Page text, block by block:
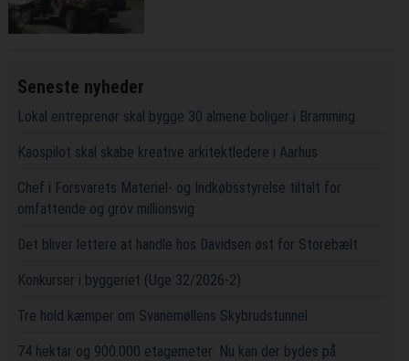
Seneste nyheder
Lokal entreprenør skal bygge 30 almene boliger i Bramming
Kaospilot skal skabe kreative arkitektledere i Aarhus
Chef i Forsvarets Materiel- og Indkøbsstyrelse tiltalt for
omfattende og grov millionsvig
Det bliver lettere at handle hos Davidsen øst for Storebælt
Konkurser i byggeriet (Uge 32/2026-2)
Tre hold kæmper om Svanemøllens Skybrudstunnel
74 hektar og 900.000 etagemeter: Nu kan der bydes på